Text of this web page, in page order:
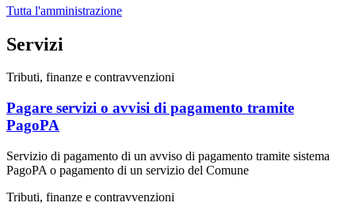
Tutta l'amministrazione
Servizi
Tributi, finanze e contravvenzioni
Pagare servizi o avvisi di pagamento tramite
PagoPA
Servizio di pagamento di un avviso di pagamento tramite sistema
PagoPA o pagamento di un servizio del Comune
Tributi, finanze e contravvenzioni